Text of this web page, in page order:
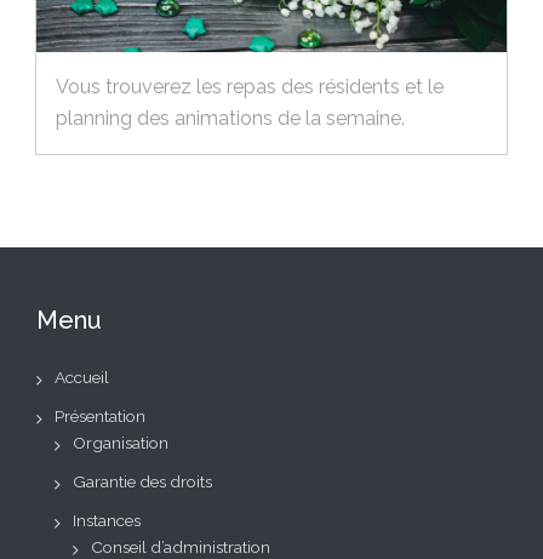
Vous trouverez les repas des résidents et le
planning des animations de la semaine.
Menu
Accueil
Présentation
Organisation
Garantie des droits
Instances
Conseil d’administration